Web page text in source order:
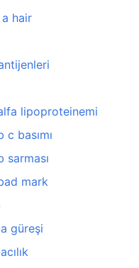
hair
lipoproteinemi
c basımı
sarması
mark
güreşi